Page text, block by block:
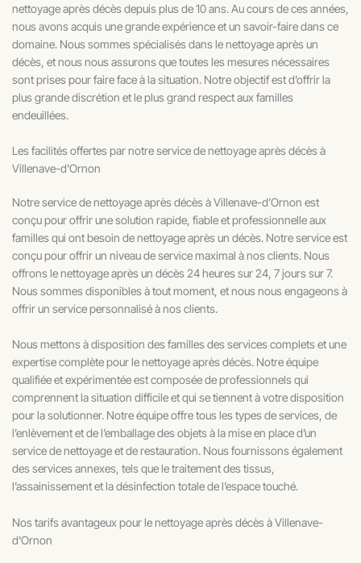
nettoyage après décès depuis plus de 10 ans. Au cours de ces années,
nous avons acquis une grande expérience et un savoir-faire dans ce
domaine. Nous sommes spécialisés dans le nettoyage après un
décès, et nous nous assurons que toutes les mesures nécessaires
sont prises pour faire face à la situation. Notre objectif est d’offrir la
plus grande discrétion et le plus grand respect aux familles
endeuillées.
Les facilités offertes par notre service de nettoyage après décès à
Villenave-d'Ornon
Notre service de nettoyage après décès à Villenave-d’Ornon est
conçu pour offrir une solution rapide, fiable et professionnelle aux
familles qui ont besoin de nettoyage après un décès. Notre service est
conçu pour offrir un niveau de service maximal à nos clients. Nous
offrons le nettoyage après un décès 24 heures sur 24, 7 jours sur 7.
Nous sommes disponibles à tout moment, et nous nous engageons à
offrir un service personnalisé à nos clients.
Nous mettons à disposition des familles des services complets et une
expertise complète pour le nettoyage après décès. Notre équipe
qualifiée et expérimentée est composée de professionnels qui
comprennent la situation difficile et qui se tiennent à votre disposition
pour la solutionner. Notre équipe offre tous les types de services, de
l’enlèvement et de l’emballage des objets à la mise en place d’un
service de nettoyage et de restauration. Nous fournissons également
des services annexes, tels que le traitement des tissus,
l’assainissement et la désinfection totale de l’espace touché.
Nos tarifs avantageux pour le nettoyage après décès à Villenave-
d'Ornon